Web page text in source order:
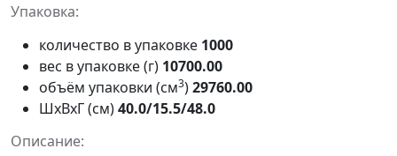
Упаковка:
количество в упаковке 1000
вес в упаковке (г) 10700.00
объём упаковки (см3)29760.00
ШxВxГ (см)40.0/15.5/48.0
Описание: